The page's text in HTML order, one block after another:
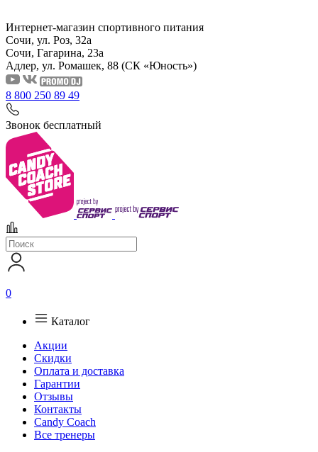
Интернет-магазин спортивного питания
Сочи, ул. Роз, 32а
Сочи, Гагарина, 23а
Адлер, ул. Ромашек, 88 (СК «Юность»)
8 800 250 89 49
Звонок бесплатный
0
Каталог
Акции
Скидки
Оплата и доставка
Гарантии
Отзывы
Контакты
Candy Coach
Все тренеры